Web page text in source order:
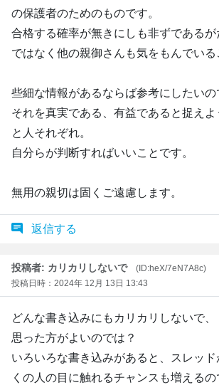
の保護者のためのものです。
合格する確率が無きにしも非ずである
ではなく他の親御さんも気をもんでいる
些細な情報があるならば参考にしたいの
それを真実である、有益であると捉えよ
と人それぞれ。
自分らが判断すればいいことです。
無用の親切は固くご遠慮します。
返信する
投稿者: カリカリしないで
(ID:heX/7eN7A8c)
投稿日時：2024年 12月 13日 13:43
どんな書き込みにもカリカリしないで
思った方がよいのでは？
いろいろな書き込みがあると、スレッ
くの人の目に触れるチャンスも増える